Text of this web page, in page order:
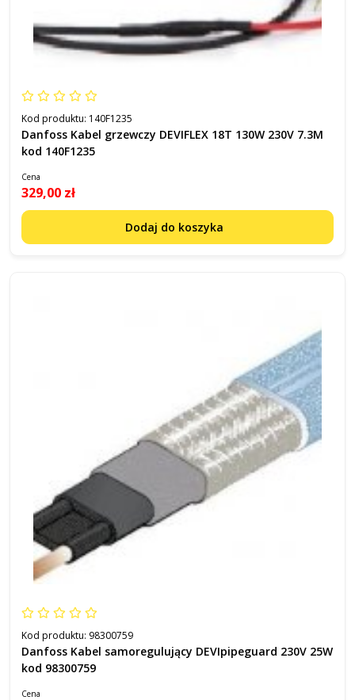
Kod produktu: 140F1235
Danfoss Kabel grzewczy DEVIFLEX 18T 130W 230V 7.3M
kod 140F1235
Cena
329,00 zł
Dodaj do koszyka
Kod produktu: 98300759
Danfoss Kabel samoregulujący DEVIpipeguard 230V 25W
kod 98300759
Cena